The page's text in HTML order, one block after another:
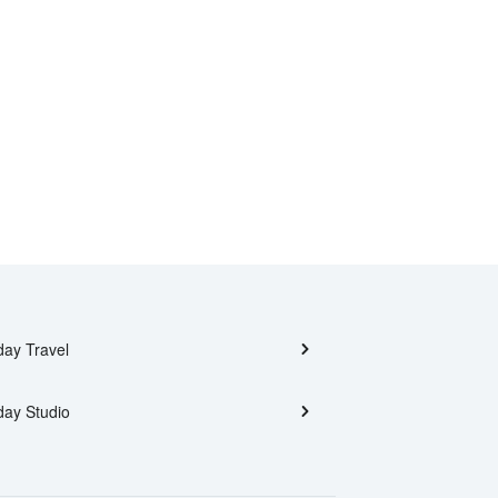
Travel
Studio